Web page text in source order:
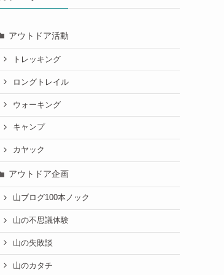
アウトドア活動
トレッキング
ロングトレイル
ウォーキング
キャンプ
カヤック
アウトドア企画
山ブログ100本ノック
山の不思議体験
山の失敗談
山のカタチ